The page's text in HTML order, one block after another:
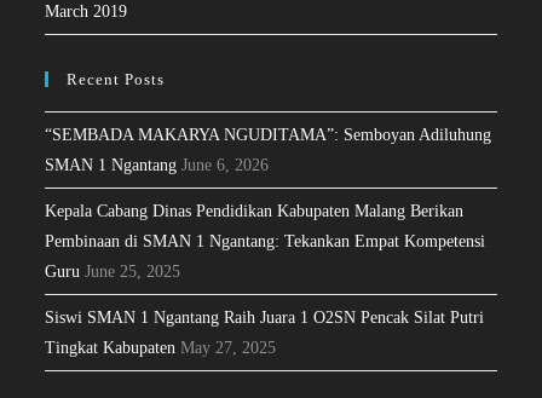
March 2019
Recent Posts
“SEMBADA MAKARYA NGUDITAMA”: Semboyan Adiluhung
SMAN 1 Ngantang June 6, 2026
Kepala Cabang Dinas Pendidikan Kabupaten Malang Berikan
Pembinaan di SMAN 1 Ngantang: Tekankan Empat Kompetensi
Guru June 25, 2025
Siswi SMAN 1 Ngantang Raih Juara 1 O2SN Pencak Silat Putri
Tingkat Kabupaten May 27, 2025